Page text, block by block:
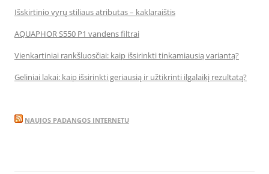
Išskirtinio vyrų stiliaus atributas – kaklaraištis
AQUAPHOR S550 P1 vandens filtrai
Vienkartiniai rankšluosčiai: kaip išsirinkti tinkamiausią variantą?
Geliniai lakai: kaip išsirinkti geriausią ir užtikrinti ilgalaikį rezultatą?
NAUJOS PADANGOS INTERNETU